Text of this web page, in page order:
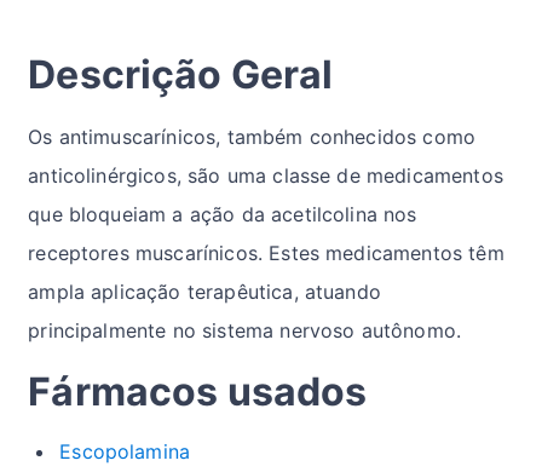
Descrição Geral
Os antimuscarínicos, também conhecidos como
anticolinérgicos, são uma classe de medicamentos
que bloqueiam a ação da acetilcolina nos
receptores muscarínicos. Estes medicamentos têm
ampla aplicação terapêutica, atuando
principalmente no sistema nervoso autônomo.
Fármacos usados
Escopolamina